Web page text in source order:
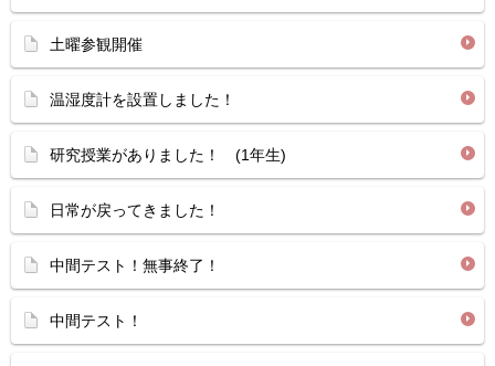
土曜参観開催
温湿度計を設置しました！
研究授業がありました！ (1年生)
日常が戻ってきました！
中間テスト！無事終了！
中間テスト！